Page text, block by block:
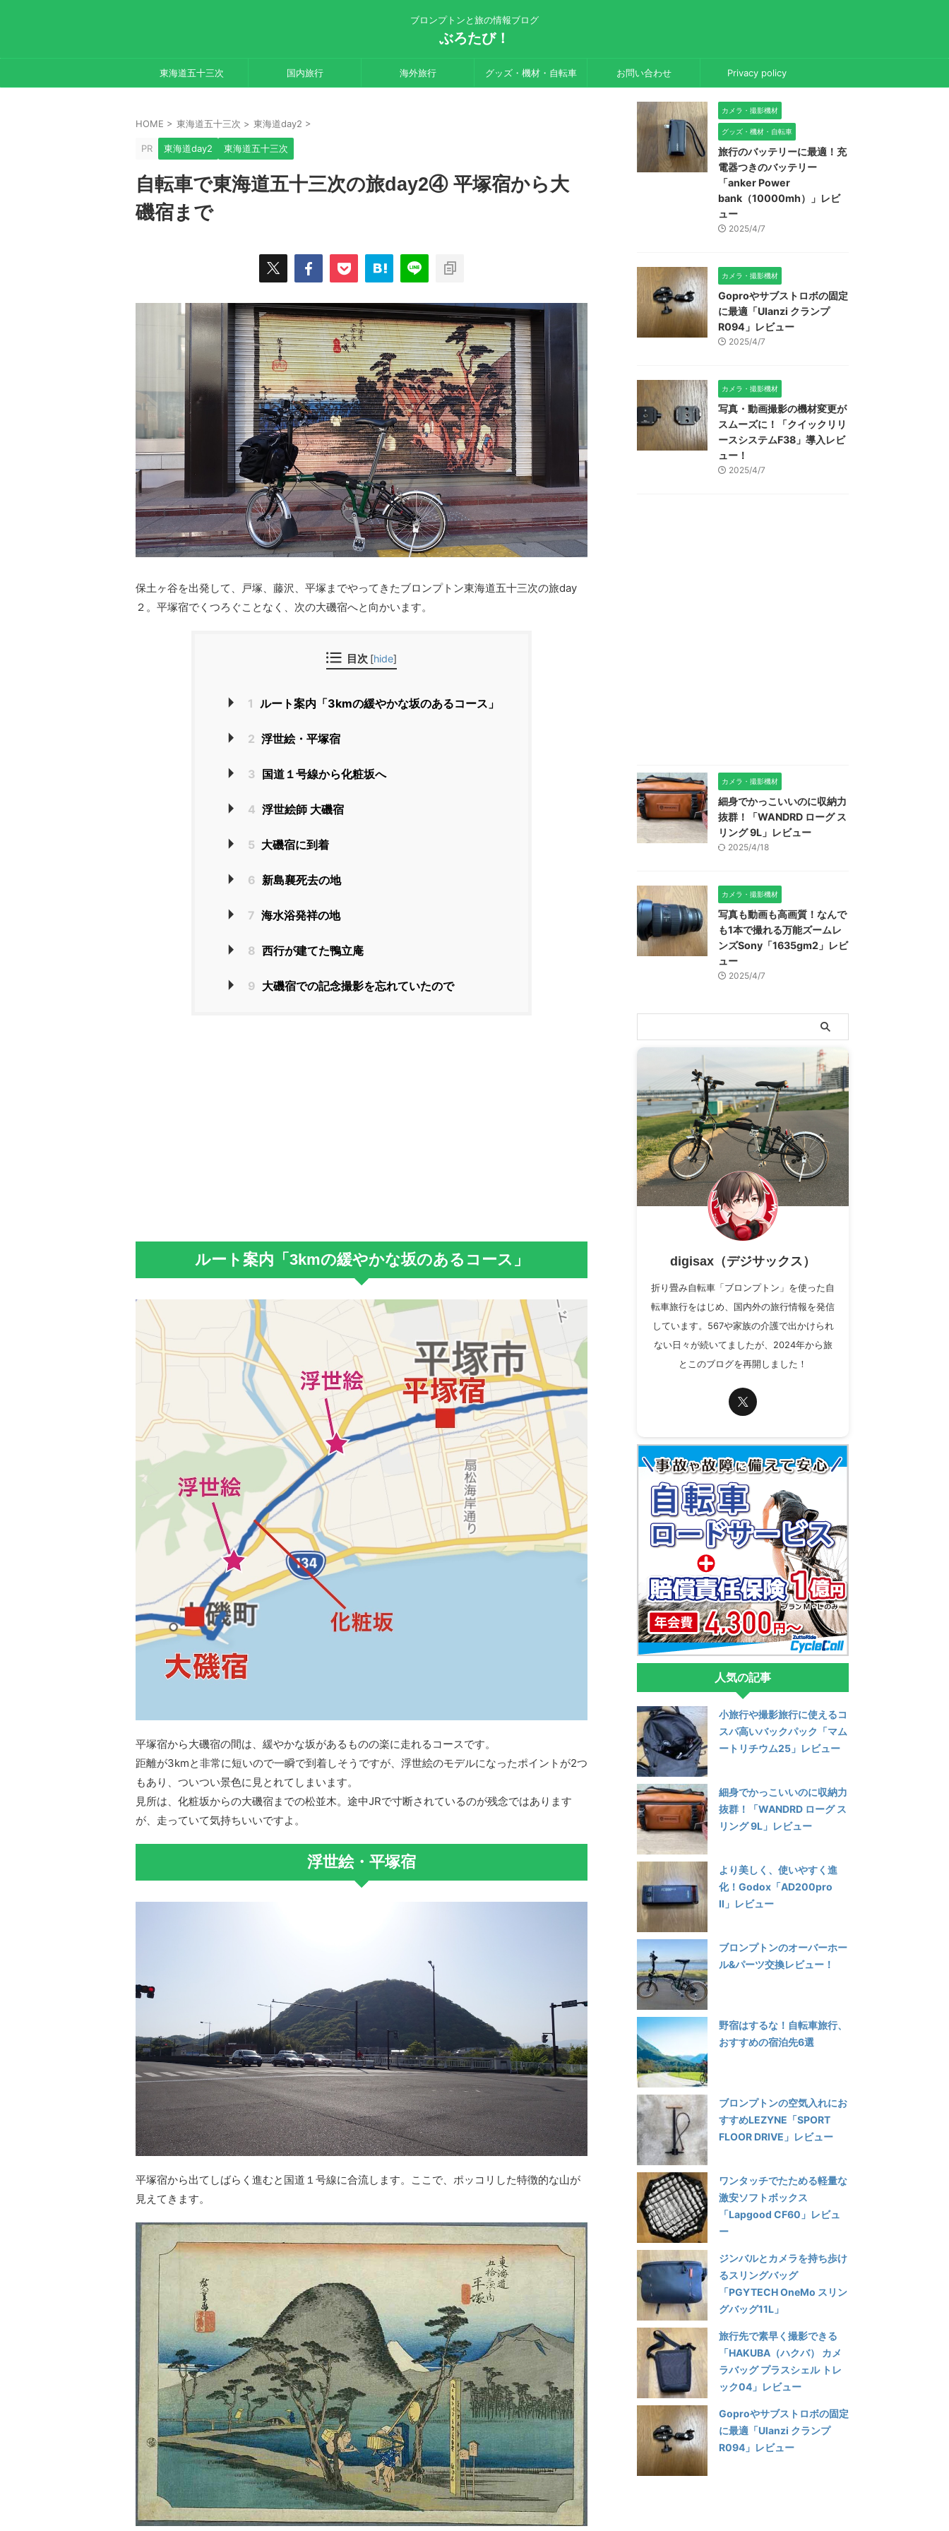
ブロンプトンと旅の情報ブログ
ぶろたび！
東海道五十三次 国内旅行 海外旅行 グッズ・機材・自転車 お問い合わせ Privacy policy
HOME > 東海道五十三次 > 東海道day2 >
PR 東海道day2 東海道五十三次
自転車で東海道五十三次の旅day2④ 平塚宿から大
磯宿まで
保土ヶ谷を出発して、戸塚、藤沢、平塚までやってきたブロンプトン東海道五十三次の旅day
２。平塚宿でくつろぐことなく、次の大磯宿へと向かいます。
目次 [hide]
1 ルート案内「3kmの緩やかな坂のあるコース」
2 浮世絵・平塚宿
3 国道１号線から化粧坂へ
4 浮世絵師 大磯宿
5 大磯宿に到着
6 新島襄死去の地
7 海水浴発祥の地
8 西行が建てた鴨立庵
9 大磯宿での記念撮影を忘れていたので
ルート案内「3kmの緩やかな坂のあるコース」
平塚宿から大磯宿の間は、緩やかな坂があるものの楽に走れるコースです。
距離が3kmと非常に短いので一瞬で到着しそうですが、浮世絵のモデルになったポイントが2つ
もあり、ついつい景色に見とれてしまいます。
見所は、化粧坂からの大磯宿までの松並木。途中JRで寸断されているのが残念ではあります
が、走っていて気持ちいいですよ。
浮世絵・平塚宿
平塚宿から出てしばらく進むと国道１号線に合流します。ここで、ポッコリした特徴的な山が
見えてきます。
カメラ・撮影機材
グッズ・機材・自転車
旅行のバッテリーに最適！充
電器つきのバッテリー
「anker Power
bank（10000mh）」レビ
ュー
2025/4/7
カメラ・撮影機材
Goproやサブストロボの固定
に最適「Ulanzi クランプ
R094」レビュー
2025/4/7
カメラ・撮影機材
写真・動画撮影の機材変更が
スムーズに！「クイックリリ
ースシステムF38」導入レビ
ュー！
2025/4/7
カメラ・撮影機材
細身でかっこいいのに収納力
抜群！「WANDRD ローグ ス
リング 9L」レビュー
2025/4/18
カメラ・撮影機材
写真も動画も高画質！なんで
も1本で撮れる万能ズームレ
ンズSony「1635gm2」レビ
ュー
2025/4/7
digisax（デジサックス）
折り畳み自転車「ブロンプトン」を使った自
転車旅行をはじめ、国内外の旅行情報を発信
しています。567や家族の介護で出かけられ
ない日々が続いてましたが、2024年から旅
とこのブログを再開しました！
人気の記事
小旅行や撮影旅行に使えるコ
スパ高いバックパック「マム
ートリチウム25」レビュー
細身でかっこいいのに収納力
抜群！「WANDRD ローグ ス
リング 9L」レビュー
より美しく、使いやすく進
化！Godox「AD200pro
Ⅱ」レビュー
ブロンプトンのオーバーホー
ル&パーツ交換レビュー！
野宿はするな！自転車旅行、
おすすめの宿泊先6選
ブロンプトンの空気入れにお
すすめLEZYNE「SPORT
FLOOR DRIVE」レビュー
ワンタッチでたためる軽量な
激安ソフトボックス
「Lapgood CF60」レビュ
ー
ジンバルとカメラを持ち歩け
るスリングバッグ
「PGYTECH OneMo スリン
グバッグ11L」
旅行先で素早く撮影できる
「HAKUBA（ハクバ） カメ
ラバッグ プラスシェル トレ
ック04」レビュー
Goproやサブストロボの固定
に最適「Ulanzi クランプ
R094」レビュー